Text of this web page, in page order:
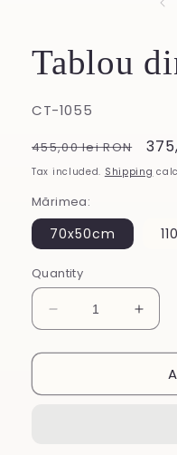
Tablou
SKU:
CT-1055
Regular
price
455,00 lei RON
Tax included. Shipping
Mărimea:
70x50cm
Quantity
Decrease
quantity
for
din
for
din